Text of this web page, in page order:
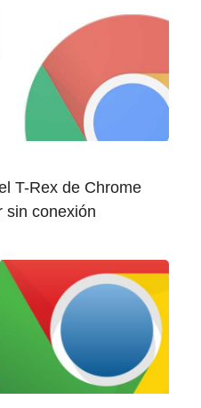
T-Rex de Chrome
sin conexión